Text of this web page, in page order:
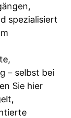
spezialisiert
– selbst bei
Sie hier